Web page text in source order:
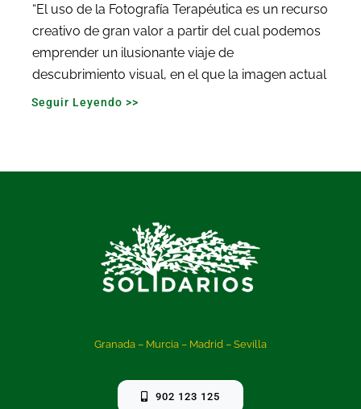
“El uso de la Fotografía Terapéutica es un recurso
creativo de gran valor a partir del cual podemos
emprender un ilusionante viaje de
descubrimiento visual, en el que la imagen actual
Seguir Leyendo >>
Granada – Murcia – Madrid – Sevilla
902 123 125